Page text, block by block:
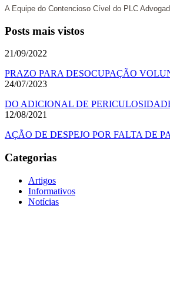
A Equipe do Contencioso Cível do PLC
Posts mais vistos
21/09/2022
PRAZO PARA DESOCUPAÇÃO
24/07/2023
DO ADICIONAL DE
12/08/2021
AÇÃO DE DESPEJO POR FALTA DE
Categorias
Artigos
Informativos
Notícias